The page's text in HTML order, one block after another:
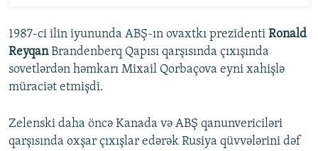
1987-ci ilin iyununda ABŞ-ın ovaxtkı prezidenti Ronald
ReyqanBrandenberq Qapısı qarşısında çıxışında
sovetlərdən həmkarı Mixail Qorbaçova eyni xahişlə
müraciət etmişdi.
Zelenski daha öncə Kanada və ABŞ qanunvericiləri
qarşısında oxşar çıxışlar edərək Rusiya qüvvələrini dəf